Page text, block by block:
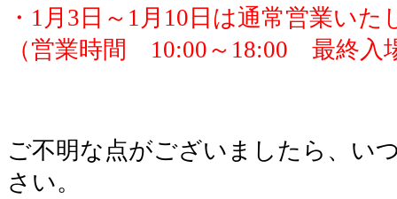
・1月3日～1月10日は通常営業いた
（営業時間 10:00～18:00 最終入
ご不明な点がございましたら、い
さい。